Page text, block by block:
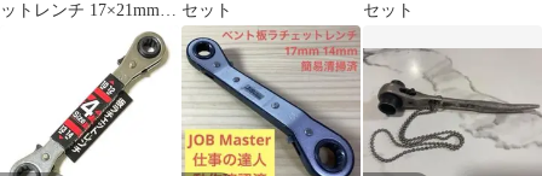
ットレンチ 17×21mm
セット
セット